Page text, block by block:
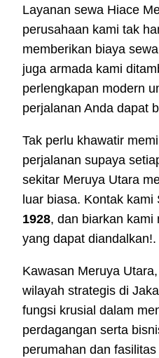
Layanan sewa Hiace
perusahaan kami tak
memberikan biaya
juga armada kami
perlengkapan modern
perjalanan Anda dapat
Tak perlu khawatir
perjalanan supaya
sekitar Meruya Utara
luar biasa. Kontak kami
1928, dan biarkan kami
yang dapat diandalkan!.
Kawasan Meruya
wilayah strategis di
fungsi krusial dalam
perdagangan serta
perumahan dan